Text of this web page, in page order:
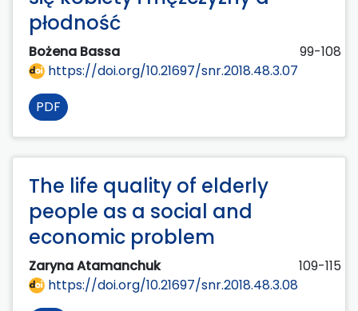
płodność
Bożena Bassa
99-108
https://doi.org/10.21697/snr.2018.48.3.07
PDF
The life quality of elderly
people as a social and
economic problem
Zaryna Atamanchuk
109-115
https://doi.org/10.21697/snr.2018.48.3.08